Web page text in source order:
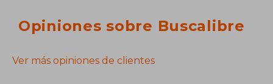
Opiniones sobre Buscalibre
Ver más opiniones de clientes